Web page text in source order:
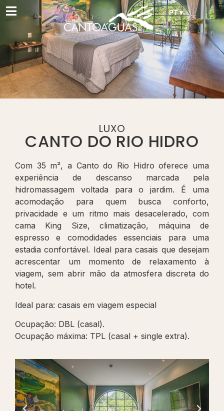
PT ▾
LUXO
CANTO DO RIO HIDRO
Com 35 m², a Canto do Rio Hidro oferece uma
experiência de descanso marcada pela
hidromassagem voltada para o jardim. É uma
acomodação para quem busca conforto,
privacidade e um ritmo mais desacelerado, com
cama King Size, climatização, máquina de
espresso e comodidades essenciais para uma
estadia confortável. Ideal para casais que desejam
acrescentar um momento de relaxamento à
viagem, sem abrir mão da atmosfera discreta do
hotel.
Ideal para: casais em viagem especial
Ocupação: DBL (casal).
Ocupação máxima: TPL (casal + single extra).